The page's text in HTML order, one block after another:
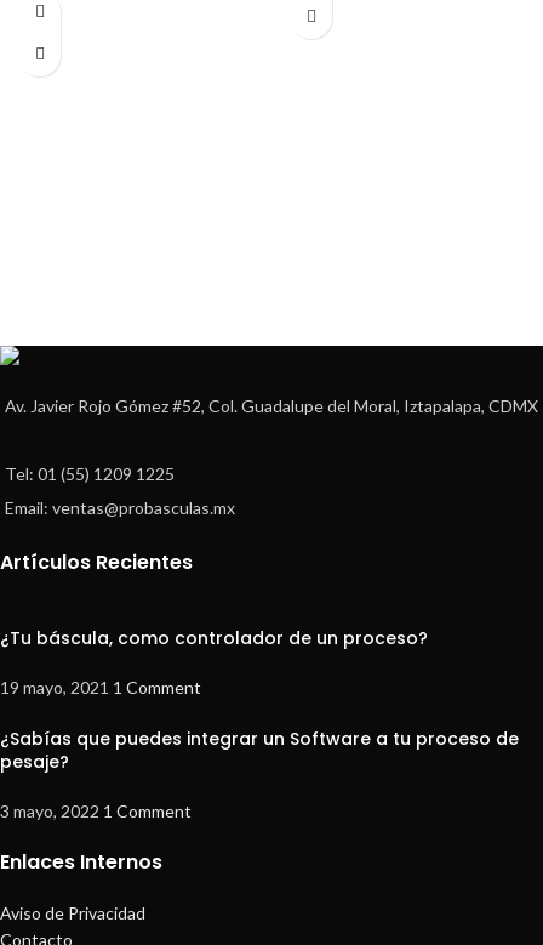
Av. Javier Rojo Gómez #52, Col. Guadalupe del Moral, Iztapalapa, CDMX
Tel: 01 (55) 1209 1225
Email: ventas@probasculas.mx
Artículos Recientes
¿Tu báscula, como controlador de un proceso?
19 mayo, 2021 1 Comment
¿Sabías que puedes integrar un Software a tu proceso de
pesaje?
3 mayo, 2022 1 Comment
Enlaces Internos
Aviso de Privacidad
Contacto